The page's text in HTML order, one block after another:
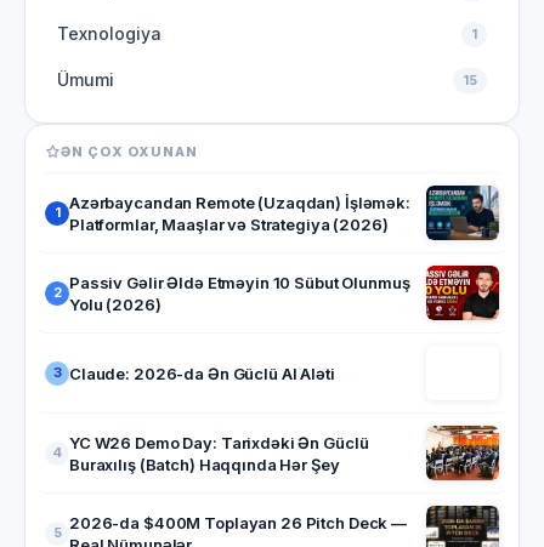
Texnologiya 1
Ümumi 15
ƏN ÇOX OXUNAN
1
Azərbaycandan Remote (Uzaqdan) İşləmək:
Platformlar, Maaşlar və Strategiya (2026)
2
Passiv Gəlir Əldə Etməyin 10 Sübut Olunmuş
Yolu (2026)
3 Claude: 2026-da Ən Güclü AI Aləti
4
YC W26 Demo Day: Tarixdəki Ən Güclü
Buraxılış (Batch) Haqqında Hər Şey
5
2026-da $400M Toplayan 26 Pitch Deck —